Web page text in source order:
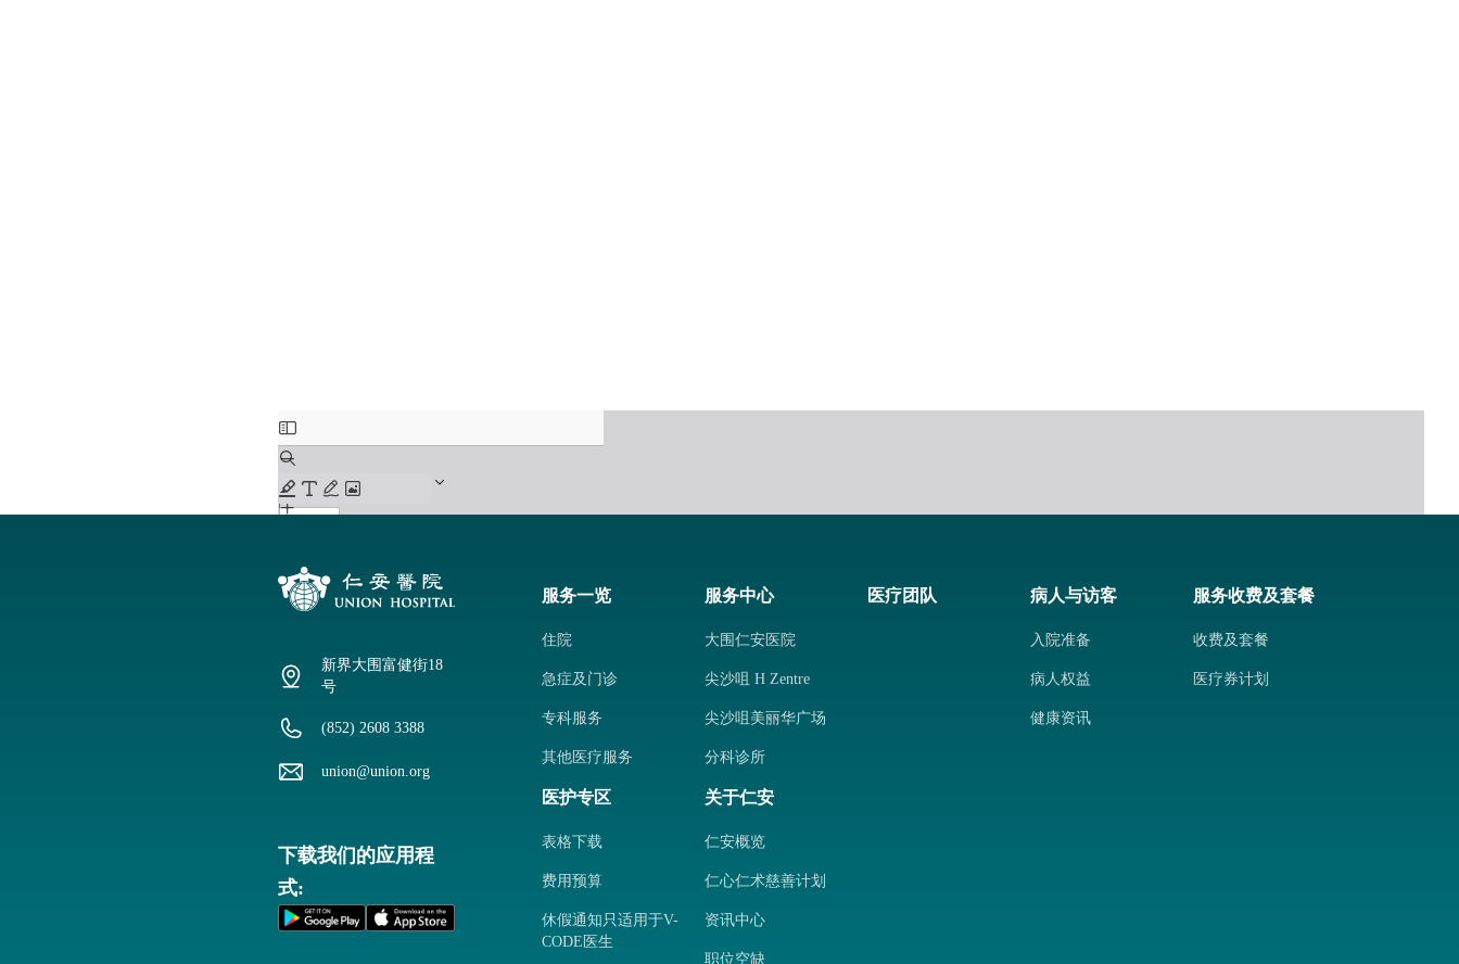
新界大围富健街18
号
(852) 2608 3388
union@union.org
下载我们的应用程
式:
服务一览
住院
急症及门诊
专科服务
其他医疗服务
服务中心
大围仁安医院
尖沙咀 H Zentre
尖沙咀美丽华广场
分科诊所
医疗团队 病人与访客
入院准备
病人权益
健康资讯
服务收费及套餐
收费及套餐
医疗券计划
医护专区
表格下载
费用预算
休假通知只适用于V-
CODE医生
关于仁安
仁安概览
仁心仁术慈善计划
资讯中心
职位空缺